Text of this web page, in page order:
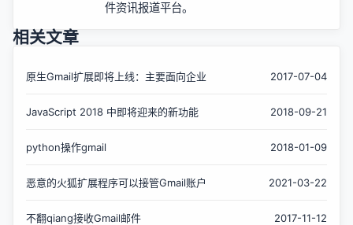
件资讯报道平台。
相关文章
原生Gmail扩展即将上线：主要面向企业 2017-07-04
JavaScript 2018 中即将迎来的新功能 2018-09-21
python操作gmail 2018-01-09
恶意的火狐扩展程序可以接管Gmail账户 2021-03-22
不翻qiang接收Gmail邮件 2017-11-12